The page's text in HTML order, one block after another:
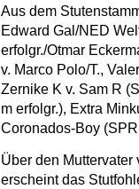
Aus dem
Edward Gal/NED
erfolgr./Otmar
v. Marco Polo/T.,
Zernike K v. Sam R
m erfolgr.), Extra
Coronados-Boy
Über den
erscheint das